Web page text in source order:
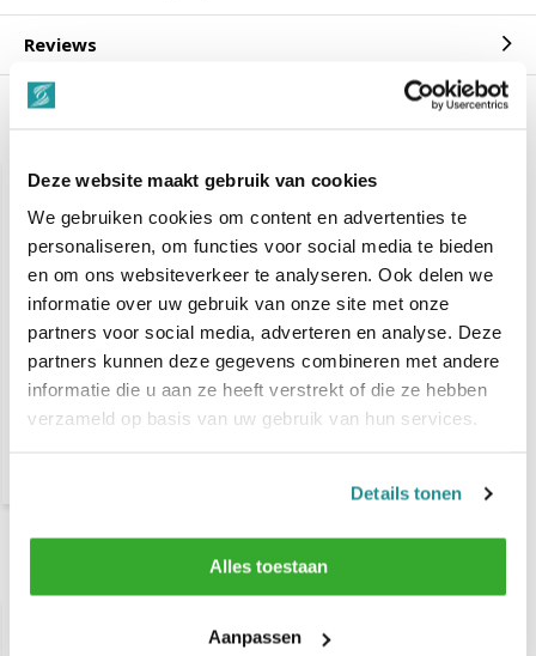
Deze website maakt gebruik van cookies
We gebruiken cookies om content en advertenties te
personaliseren, om functies voor social media te bieden
en om ons websiteverkeer te analyseren. Ook delen we
informatie over uw gebruik van onze site met onze
partners voor social media, adverteren en analyse. Deze
partners kunnen deze gegevens combineren met andere
informatie die u aan ze heeft verstrekt of die ze hebben
verzameld op basis van uw gebruik van hun services.
Details tonen
Alles toestaan
Aanpassen
Reviews
Indola Professional
Doseerpomp 1000ml
-10%
SALE